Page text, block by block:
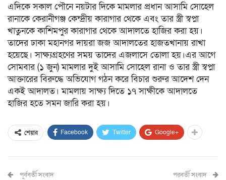
এদিকে সকাল পৌনে নয়টার দিকে মামলার প্রধান আসামি সোহেল
রানাকে কেরানীগঞ্জ কেন্দ্রীয় কারাগার থেকে এবং তার স্ত্রী স্বপ্না
খাতুনকে কাশিমপুর কারাগার থেকে আদালতে হাজির করা হয়।
তাদের ঢাকা মহানগর দায়রা জজ আদালতের হাজতখানায় রাখা
হয়েছে। সাক্ষ্যগ্রহণের সময় তাদের এজলাসে তোলা হয়।এর আগে
সোমবার (১ জুন) মামলার দুই আসামি সোহেল রানা ও তার স্ত্রী স্বপ্না
আক্তারের বিরুদ্ধে অভিযোগ গঠন করে বিচার শুরুর আদেশ দেন
একই আদালত। মামলায় সাক্ষ্য দিতে ১৭ সাক্ষীকে আদালতে
হাজির হতে সমন জারি করা হয়।
শেয়ার Facebook Twitter Google+
পূর্ববর্তী সংবাদ পরবর্তী সংবাদ